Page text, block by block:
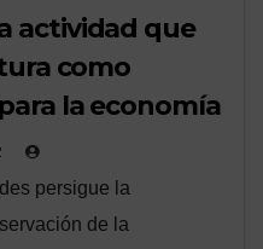
actividad que
como
la economía
persigue la
de la